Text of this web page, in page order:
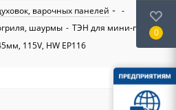
варочных панелей
-
шаурмы - ТЭН для мини-печей,
115V, HW EP116
0